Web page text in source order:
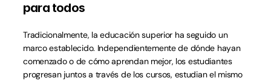
para todos
Tradicionalmente, la educación superior ha seguido un
marco establecido. Independientemente de dónde hayan
comenzado o de cómo aprendan mejor, los estudiantes
progresan juntos a través de los cursos, estudian el mismo